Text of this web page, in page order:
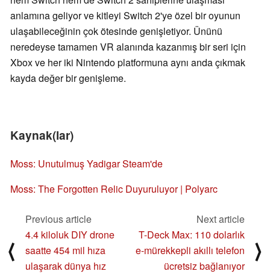
anlamına geliyor ve kitleyi Switch 2'ye özel bir oyunun
ulaşabileceğinin çok ötesinde genişletiyor. Ününü
neredeyse tamamen VR alanında kazanmış bir seri için
Xbox ve her iki Nintendo platformuna aynı anda çıkmak
kayda değer bir genişleme.
Kaynak(lar)
Moss: Unutulmuş Yadigar Steam'de
Moss: The Forgotten Relic Duyuruluyor | Polyarc
⟨
Previous article
4.4 kiloluk DIY drone
saatte 454 mil hıza
ulaşarak dünya hız
Next article
T-Deck Max: 110 dolarlık
e-mürekkepli akıllı telefon
ücretsiz bağlanıyor
⟩